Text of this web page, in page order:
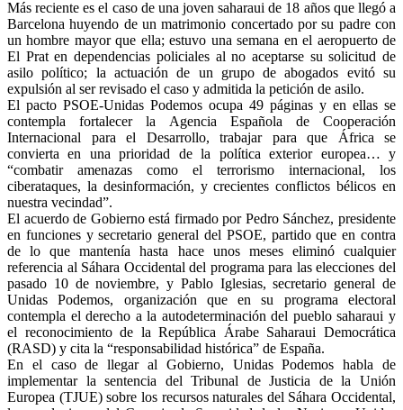
Más reciente es el caso de una joven saharaui de 18 años que llegó a
Barcelona huyendo de un matrimonio concertado por su padre con
un hombre mayor que ella; estuvo una semana en el aeropuerto de
El Prat en dependencias policiales al no aceptarse su solicitud de
asilo político; la actuación de un grupo de abogados evitó su
expulsión al ser revisado el caso y admitida la petición de asilo.
El pacto PSOE-Unidas Podemos ocupa 49 páginas y en ellas se
contempla fortalecer la Agencia Española de Cooperación
Internacional para el Desarrollo, trabajar para que África se
convierta en una prioridad de la política exterior europea… y
“combatir amenazas como el terrorismo internacional, los
ciberataques, la desinformación, y crecientes conflictos bélicos en
nuestra vecindad”.
El acuerdo de Gobierno está firmado por Pedro Sánchez, presidente
en funciones y secretario general del PSOE, partido que en contra
de lo que mantenía hasta hace unos meses eliminó cualquier
referencia al Sáhara Occidental del programa para las elecciones del
pasado 10 de noviembre, y Pablo Iglesias, secretario general de
Unidas Podemos, organización que en su programa electoral
contempla el derecho a la autodeterminación del pueblo saharaui y
el reconocimiento de la República Árabe Saharaui Democrática
(RASD) y cita la “responsabilidad histórica” de España.
En el caso de llegar al Gobierno, Unidas Podemos habla de
implementar la sentencia del Tribunal de Justicia de la Unión
Europea (TJUE) sobre los recursos naturales del Sáhara Occidental,